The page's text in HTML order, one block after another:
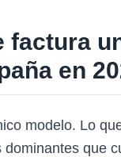
factura
en
modelo. Lo
dominantes que